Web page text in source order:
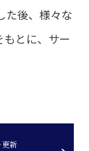
た後、様々な
とに、サー
新